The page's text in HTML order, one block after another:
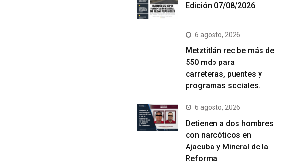
Edición 07/08/2026
6 agosto, 2026
Metztitlán recibe más de
550 mdp para
carreteras, puentes y
programas sociales.
6 agosto, 2026
Detienen a dos hombres
con narcóticos en
Ajacuba y Mineral de la
Reforma